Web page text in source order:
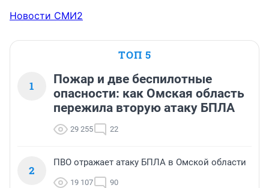
Новости СМИ2
ТОП 5
1
Пожар и две беспилотные
опасности: как Омская область
пережила вторую атаку БПЛА
29 255 22
2
ПВО отражает атаку БПЛА в Омской области
19 107 90